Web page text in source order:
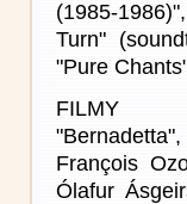
(1985-
Turn"
"Pure
FILMY
François
Ólafur